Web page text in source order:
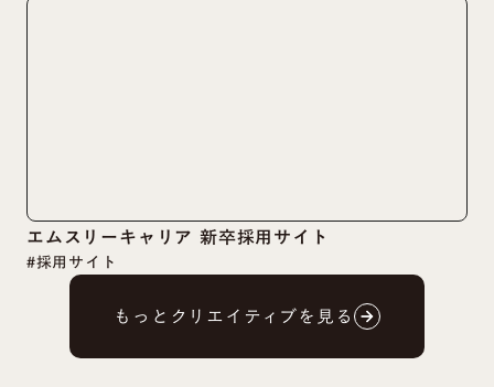
エムスリーキャリア 新卒採用サイト
#採用サイト
もっとクリエイティブを見る arrow_forward
arrow_forward